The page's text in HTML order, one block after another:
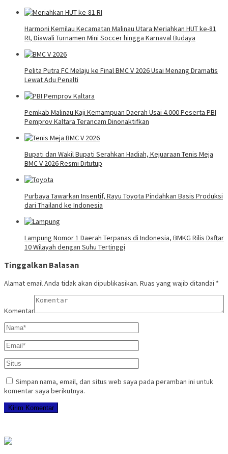
Harmoni Kemilau Kecamatan Malinau Utara Meriahkan HUT ke-81
RI, Diawali Turnamen Mini Soccer hingga Karnaval Budaya
Pelita Putra FC Melaju ke Final BMC V 2026 Usai Menang Dramatis
Lewat Adu Penalti
Pemkab Malinau Kaji Kemampuan Daerah Usai 4.000 Peserta PBI
Pemprov Kaltara Terancam Dinonaktifkan
Bupati dan Wakil Bupati Serahkan Hadiah, Kejuaraan Tenis Meja
BMC V 2026 Resmi Ditutup
Purbaya Tawarkan Insentif, Rayu Toyota Pindahkan Basis Produksi
dari Thailand ke Indonesia
Lampung Nomor 1 Daerah Terpanas di Indonesia, BMKG Rilis Daftar
10 Wilayah dengan Suhu Tertinggi
Tinggalkan Balasan
Alamat email Anda tidak akan dipublikasikan. Ruas yang wajib ditandai *
Komentar
Simpan nama, email, dan situs web saya pada peramban ini untuk
komentar saya berikutnya.